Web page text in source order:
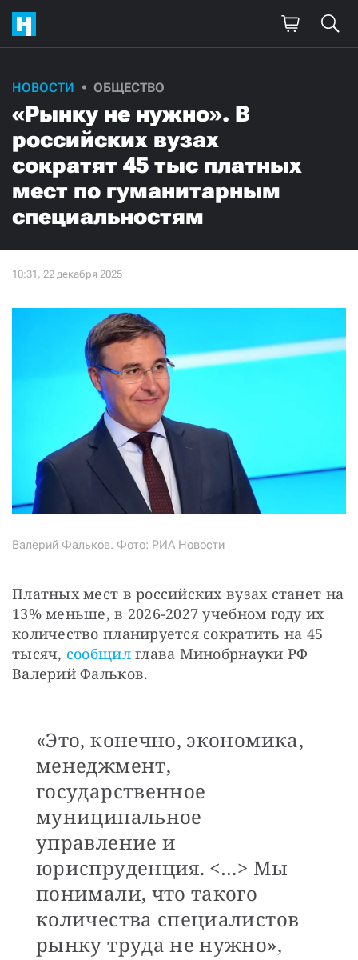
НОВОСТИ ОБЩЕСТВО
«Рынку не нужно». В
российских вузах
сократят 45 тыс платных
мест по гуманитарным
специальностям
Валерий Фальков. Фото: РИА Новости
Платных мест в российских вузах станет на
13% меньше, в 2026-2027 учебном году их
количество планируется сократить на 45
тысяч, сообщил глава Минобрнауки РФ
Валерий Фальков.
«Это, конечно, экономика,
менеджмент,
государственное
муниципальное
управление и
юриспруденция. <…> Мы
понимали, что такого
количества специалистов
рынку труда не нужно»,